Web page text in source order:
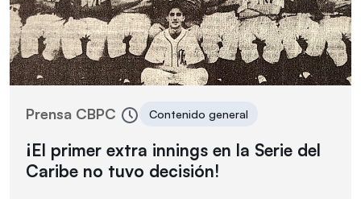
Prensa CBPC Contenido general
¡El primer extra innings en la Serie del
Caribe no tuvo decisión!